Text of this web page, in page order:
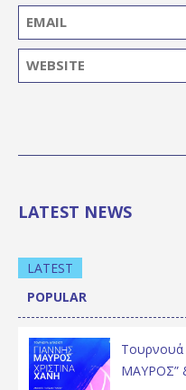
LATEST NEWS
LATEST
POPULAR
ΜΑΥΡΟΣ”